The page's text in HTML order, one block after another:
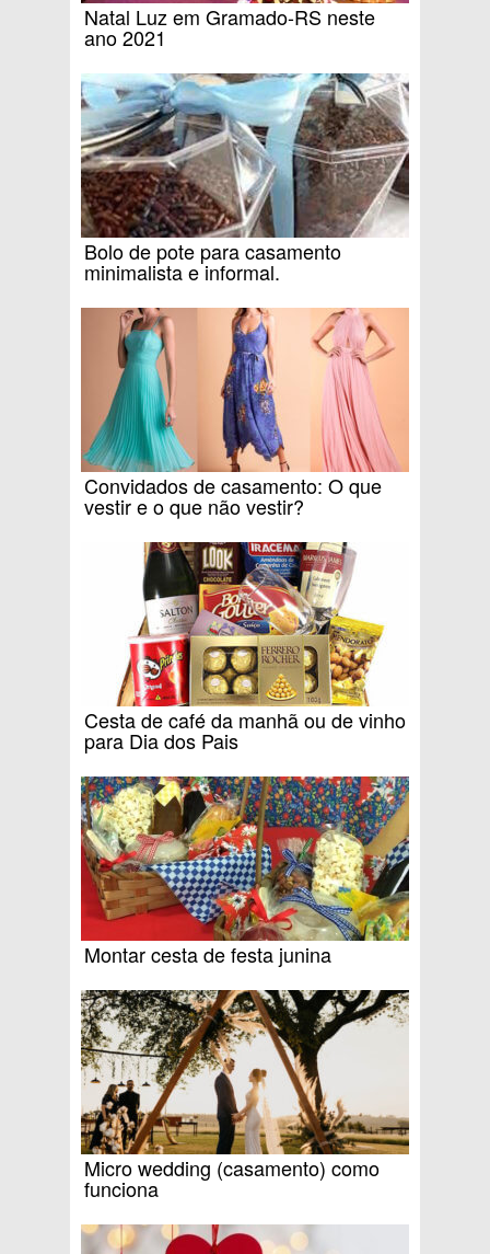
Natal Luz em Gramado-RS neste
ano 2021
Bolo de pote para casamento
minimalista e informal.
Convidados de casamento: O que
vestir e o que não vestir?
Cesta de café da manhã ou de vinho
para Dia dos Pais
Montar cesta de festa junina
Micro wedding (casamento) como
funciona